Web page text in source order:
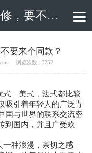
如此地中海风格装修，要不要来个同款？
要来个同款？
浏览次数 : 3252
式，美式，法式都比较
吸引着年轻人的广泛青
国与世界的联系交流密
到国内，并且广受欢
种浪漫，亲切之感，